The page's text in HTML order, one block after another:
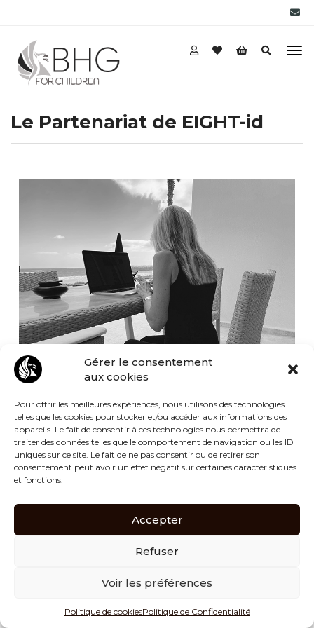
Gérer le consentement
aux cookies
Pour offrir les meilleures expériences, nous utilisons des technologies
telles que les cookies pour stocker et/ou accéder aux informations des
appareils. Le fait de consentir à ces technologies nous permettra de
traiter des données telles que le comportement de navigation ou les ID
uniques sur ce site. Le fait de ne pas consentir ou de retirer son
consentement peut avoir un effet négatif sur certaines caractéristiques
et fonctions.
Accepter
Refuser
Voir les préférences
Politique de cookiesPolitique de Confidentialité
Le Partenariat de EIGHT-id
c.guittard Histoire 27 octobre 2022
La réalisation du site de BHG for Children a été
et est un projet plein d’émotions et
d’inspirations.
Une délicate et touchante intention de Jules
de rendre hommage à son grand-père et un
magnifique symbole d’émettre les bénéfices de
chaleureusement Arnaud et Jules de nous